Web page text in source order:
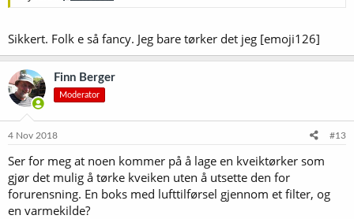
Sikkert. Folk e så fancy. Jeg bare tørker det jeg [emoji126]
Finn Berger
Moderator
4 Nov 2018 #13
Ser for meg at noen kommer på å lage en kveiktørker som
gjør det mulig å tørke kveiken uten å utsette den for
forurensning. En boks med lufttilførsel gjennom et filter, og
en varmekilde?